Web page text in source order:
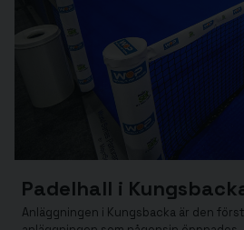
Padelhall i
Anläggningen i Kungsbacka är den